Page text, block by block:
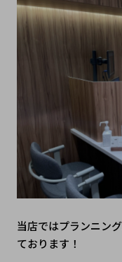
当店ではプランニン
ております！